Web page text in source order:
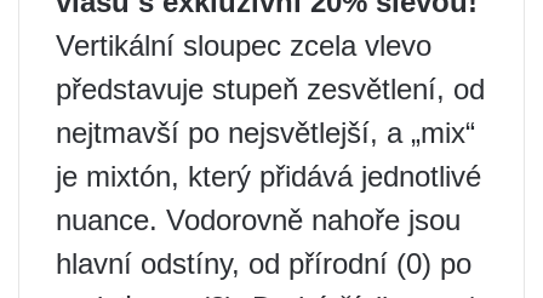
Vertikální sloupec zcela vlevo
představuje stupeň zesvětlení, od
nejtmavší po nejsvětlejší, a „mix“
je mixtón, který přidává jednotlivé
nuance. Vodorovně nahoře jsou
hlavní odstíny, od přírodní (0) po